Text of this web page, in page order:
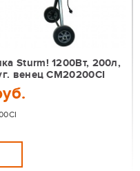
Sturm! 1200Вт, 200л,
венец CM20200CI